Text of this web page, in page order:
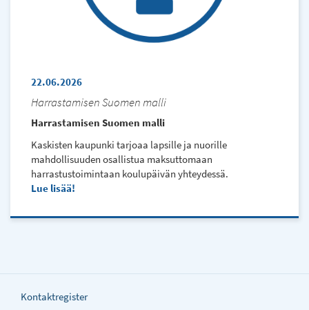
22.06.2026
Harrastamisen Suomen malli
Harrastamisen Suomen malli
Kaskisten kaupunki tarjoaa lapsille ja nuorille
mahdollisuuden osallistua maksuttomaan
harrastustoimintaan koulupäivän yhteydessä.
Lue lisää
Kontaktregister